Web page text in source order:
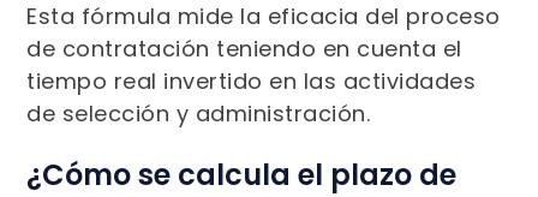
Esta fórmula mide la eficacia del proceso
de contratación teniendo en cuenta el
tiempo real invertido en las actividades
de selección y administración.
¿Cómo se calcula el plazo de